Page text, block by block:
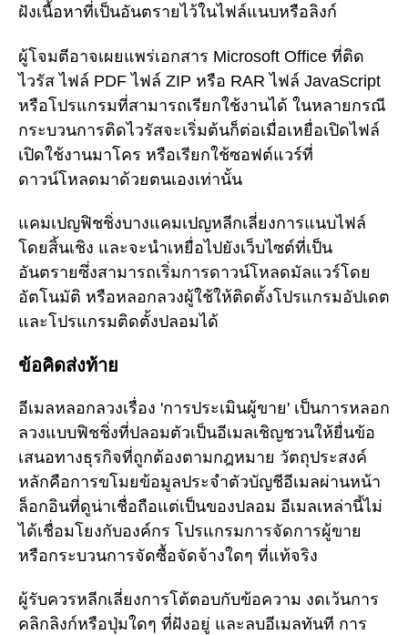
ฝังเนื้อหาที่เป็นอันตรายไว้ในไฟล์แนบหรือลิงก์
ผู้โจมตีอาจเผยแพร่เอกสาร Microsoft Office ที่ติด
ไวรัส ไฟล์ PDF ไฟล์ ZIP หรือ RAR ไฟล์ JavaScript
หรือโปรแกรมที่สามารถเรียกใช้งานได้ ในหลายกรณี
กระบวนการติดไวรัสจะเริ่มต้นก็ต่อเมื่อเหยื่อเปิดไฟล์
เปิดใช้งานมาโคร หรือเรียกใช้ซอฟต์แวร์ที่
ดาวน์โหลดมาด้วยตนเองเท่านั้น
แคมเปญฟิชชิ่งบางแคมเปญหลีกเลี่ยงการแนบไฟล์
โดยสิ้นเชิง และจะนำเหยื่อไปยังเว็บไซต์ที่เป็น
อันตรายซึ่งสามารถเริ่มการดาวน์โหลดมัลแวร์โดย
อัตโนมัติ หรือหลอกลวงผู้ใช้ให้ติดตั้งโปรแกรมอัปเดต
และโปรแกรมติดตั้งปลอมได้
ข้อคิดส่งท้าย
อีเมลหลอกลวงเรื่อง 'การประเมินผู้ขาย' เป็นการหลอก
ลวงแบบฟิชชิ่งที่ปลอมตัวเป็นอีเมลเชิญชวนให้ยื่นข้อ
เสนอทางธุรกิจที่ถูกต้องตามกฎหมาย วัตถุประสงค์
หลักคือการขโมยข้อมูลประจำตัวบัญชีอีเมลผ่านหน้า
ล็อกอินที่ดูน่าเชื่อถือแต่เป็นของปลอม อีเมลเหล่านี้ไม่
ได้เชื่อมโยงกับองค์กร โปรแกรมการจัดการผู้ขาย
หรือกระบวนการจัดซื้อจัดจ้างใดๆ ที่แท้จริง
ผู้รับควรหลีกเลี่ยงการโต้ตอบกับข้อความ งดเว้นการ
คลิกลิงก์หรือปุ่มใดๆ ที่ฝังอยู่ และลบอีเมลทันที การ